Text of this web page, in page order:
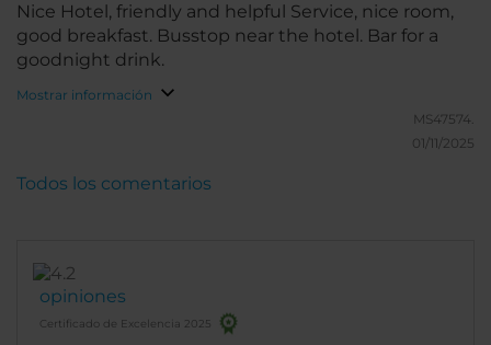
Nice Hotel, friendly and helpful Service, nice room,
good breakfast. Busstop near the hotel. Bar for a
goodnight drink.
Mostrar información
MS47574.
01/11/2025
opiniones
Certificado de Excelencia 2025
Todos los comentarios